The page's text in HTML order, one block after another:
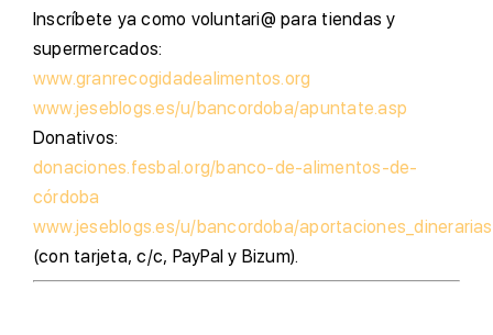
Inscríbete ya como voluntari@ para tiendas y
supermercados:
www.granrecogidadealimentos.org
www.jeseblogs.es/u/bancordoba/apuntate.asp
Donativos:
donaciones.fesbal.org/banco-de-alimentos-de-
córdoba
www.jeseblogs.es/u/bancordoba/
(con tarjeta, c/c, PayPal y Bizum).